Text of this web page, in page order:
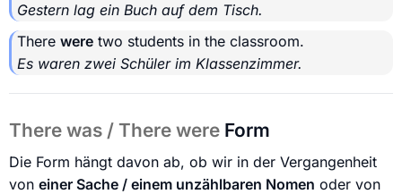
Gestern lag ein Buch auf dem Tisch.
There were two students in the classroom.
Es waren zwei Schüler im Klassenzimmer.
There was / There were Form
Die Form hängt davon ab, ob wir in der Vergangenheit
von einer Sache / einem unzählbaren Nomen oder von